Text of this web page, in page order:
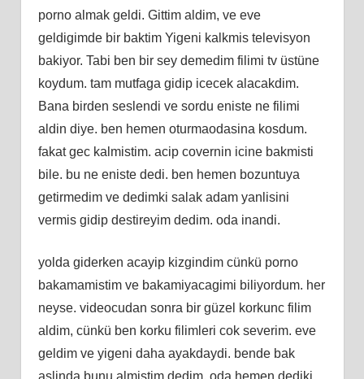
porno almak geldi. Gittim aldim, ve eve
geldigimde bir baktim Yigeni kalkmis televisyon
bakiyor. Tabi ben bir sey demedim filimi tv üstüne
koydum. tam mutfaga gidip icecek alacakdim.
Bana birden seslendi ve sordu eniste ne filimi
aldin diye. ben hemen oturmaodasina kosdum.
fakat gec kalmistim. acip covernin icine bakmisti
bile. bu ne eniste dedi. ben hemen bozuntuya
getirmedim ve dedimki salak adam yanlisini
vermis gidip destireyim dedim. oda inandi.
yolda giderken acayip kizgindim cünkü porno
bakamamistim ve bakamiyacagimi biliyordum. her
neyse. videocudan sonra bir güzel korkunc filim
aldim, cünkü ben korku filimleri cok severim. eve
geldim ve yigeni daha ayakdaydi. bende bak
aslinda bunu almistim dedim. oda hemen dediki